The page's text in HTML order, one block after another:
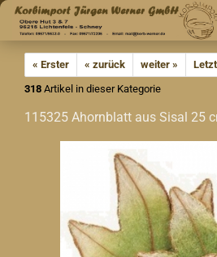
« Erster « zurück weiter »
318 Artikel in dieser Kategorie
115325 Ahornblatt aus Sisal 25